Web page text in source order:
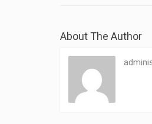
About The Author